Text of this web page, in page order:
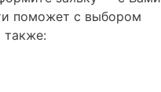
поможет с выбором
также: